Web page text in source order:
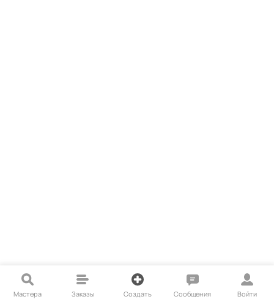
Мастера Заказы Создать Сообщения Войти